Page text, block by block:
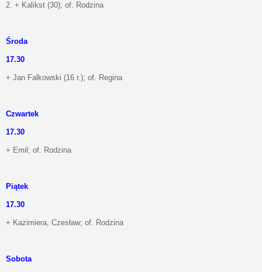
2. + Kalikst (30); of. Rodzina
Środa
17.30
+ Jan Falkowski (16 r.); of. Regina
Czwartek
17.30
+ Emil; of. Rodzina
Piątek
17.30
+ Kazimiera, Czesław; of. Rodzina
Sobota